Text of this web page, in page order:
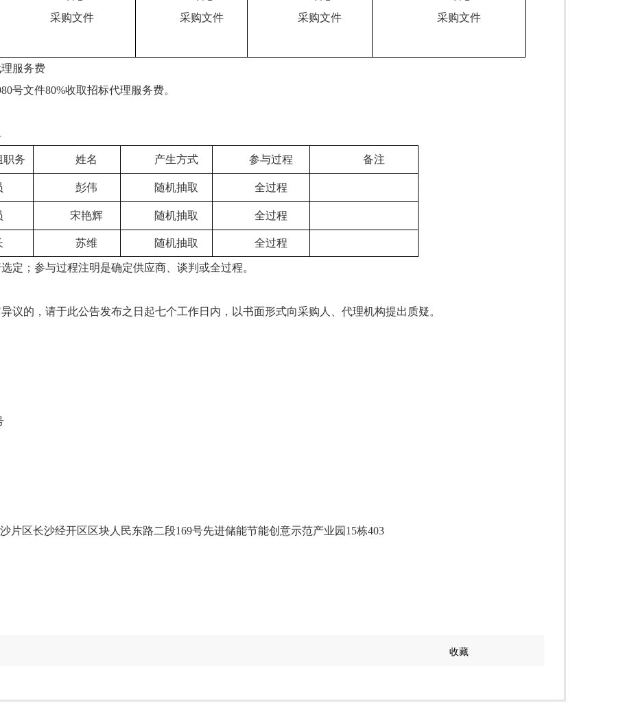
采购文件
采购文件
采购文件
采购文件
服务费
号文件80%收取招标代理服务费。
职务 姓名 产生方式 参与过程 备注
彭伟 随机抽取 全过程
宋艳辉 随机抽取 全过程
苏维 随机抽取 全过程
定；参与过程注明是确定供应商、谈判或全过程。
议的，请于此公告发布之日起七个工作日内，以书面形式向采购人、代理机构提出质疑。
片区长沙经开区区块人民东路二段169号先进储能节能创意示范产业园15栋403
收藏